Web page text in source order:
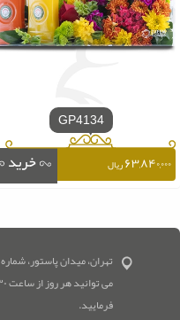
GP4134
۶۳,۸۴۰,۰۰۰ریال
تهران، میدان پاستور، شماره 1، گلهای زعیم
فرمایید.